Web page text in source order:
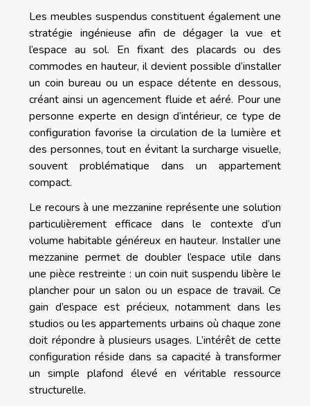
Les meubles suspendus constituent également une
stratégie ingénieuse afin de dégager la vue et
l’espace au sol. En fixant des placards ou des
commodes en hauteur, il devient possible d’installer
un coin bureau ou un espace détente en dessous,
créant ainsi un agencement fluide et aéré. Pour une
personne experte en design d’intérieur, ce type de
configuration favorise la circulation de la lumière et
des personnes, tout en évitant la surcharge visuelle,
souvent problématique dans un appartement
compact.
Le recours à une mezzanine représente une solution
particulièrement efficace dans le contexte d’un
volume habitable généreux en hauteur. Installer une
mezzanine permet de doubler l’espace utile dans
une pièce restreinte : un coin nuit suspendu libère le
plancher pour un salon ou un espace de travail. Ce
gain d’espace est précieux, notamment dans les
studios ou les appartements urbains où chaque zone
doit répondre à plusieurs usages. L’intérêt de cette
configuration réside dans sa capacité à transformer
un simple plafond élevé en véritable ressource
structurelle.